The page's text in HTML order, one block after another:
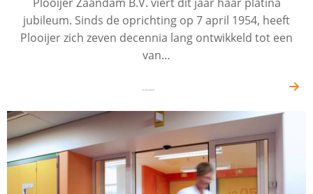
jubileum. Sinds de oprichting op 7 april 1954, heeft
Plooijer zich zeven decennia lang ontwikkeld tot een
van…
16-05-2024